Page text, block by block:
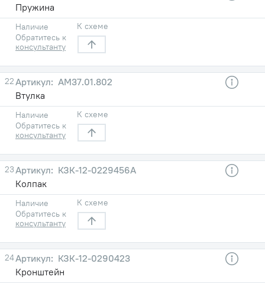
Пружина
Наличие
Обратитесь к
консультанту
К схеме
22
АМ37.01.802
Втулка
Наличие
Обратитесь к
консультанту
К схеме
23
КЗК-12-0229456А
Колпак
Наличие
Обратитесь к
консультанту
К схеме
24
КЗК-12-0290423
Кронштейн